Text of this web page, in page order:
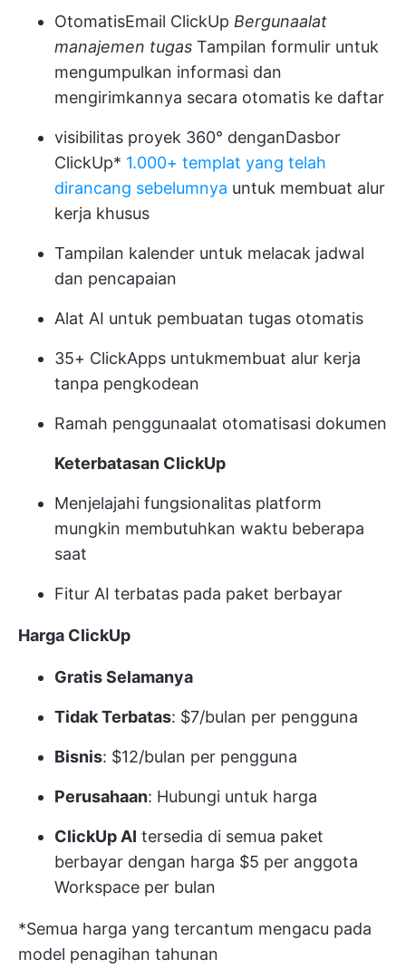
OtomatisEmail ClickUp Bergunaalat
manajemen tugas Tampilan formulir untuk
mengumpulkan informasi dan
mengirimkannya secara otomatis ke daftar
visibilitas proyek 360° denganDasbor
ClickUp* 1.000+ templat yang telah
dirancang sebelumnya untuk membuat alur
kerja khusus
Tampilan kalender untuk melacak jadwal
dan pencapaian
Alat AI untuk pembuatan tugas otomatis
35+ ClickApps untukmembuat alur kerja
tanpa pengkodean
Ramah penggunaalat otomatisasi dokumen
Keterbatasan ClickUp
Menjelajahi fungsionalitas platform
mungkin membutuhkan waktu beberapa
saat
Fitur AI terbatas pada paket berbayar
Harga ClickUp
Gratis Selamanya
Tidak Terbatas: $7/bulan per pengguna
Bisnis: $12/bulan per pengguna
Perusahaan: Hubungi untuk harga
ClickUp AI tersedia di semua paket
berbayar dengan harga $5 per anggota
Workspace per bulan
*Semua harga yang tercantum mengacu pada
model penagihan tahunan